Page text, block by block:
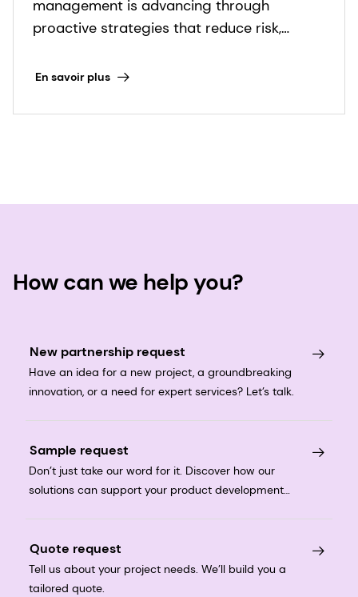
management is advancing through
proactive strategies that reduce risk,
En savoir plus
How can we help you?
New partnership request
Have an idea for a new project, a groundbreaking
innovation, or a need for expert services? Let’s talk.
Sample request
Don’t just take our word for it. Discover how our
solutions can support your product development
Quote request
Tell us about your project needs. We’ll build you a
tailored quote.